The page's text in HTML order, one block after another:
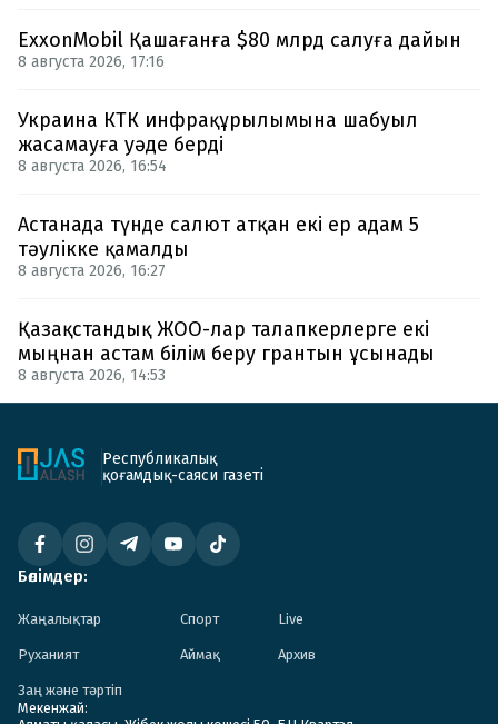
ExxonMobil Қашағанға $80 млрд салуға дайын
8 августа 2026, 17:16
Украина КТК инфрақұрылымына шабуыл
жасамауға уәде берді
8 августа 2026, 16:54
Астанада түнде салют атқан екі ер адам 5
тәулікке қамалды
8 августа 2026, 16:27
Қазақстандық ЖОО-лар талапкерлерге екі
мыңнан астам білім беру грантын ұсынады
8 августа 2026, 14:53
Республикалық
қоғамдық-саяси газеті
Бөлімдер:
Жаңалықтар Спорт Live
Руханият Аймақ Архив
Заң және тәртіп
Мекенжай: